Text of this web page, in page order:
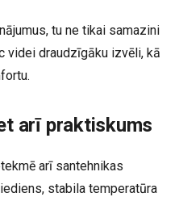
tu ne tikai samazini
videi draudzīgāku izvēli, kā
arī praktiskums
arī santehnikas
stabila temperatūra